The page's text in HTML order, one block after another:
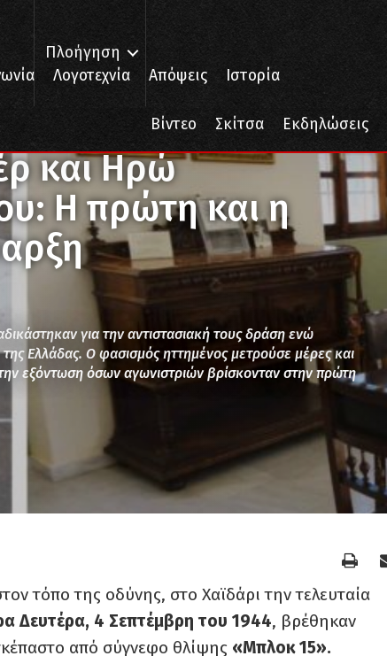
Πλοήγηση
Λογοτεχνία Απόψεις Ιστορία
Βίντεο Σκίτσα Εκδηλώσεις
και Ηρώ Κωνσταντοπούλου: Η πρώτη και η τελευταία συνύπαρξη
και Ηρώ
Η πρώτη και η
για την αντιστασιακή τους δράση ενώ
Ελλάδας. Ο φασισμός ηττημένος μετρούσε μέρες και
εξόντωση όσων αγωνιστριών βρίσκονταν στην πρώτη
τόπο της οδύνης, στο Χαϊδάρι την τελευταία
Δευτέρα, 4 Σεπτέμβρη του 1944, βρέθηκαν
από σύγνεφο θλίψης «Μπλοκ 15».